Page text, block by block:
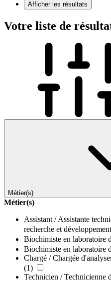
Afficher les résultats
Votre liste de
Métier(s)
Métier(s)
Assistant / Assistante
recherche et
Biochimiste en laboratoire
Biochimiste en laboratoire
Chargé / Chargée
(1)
Technicien / Technicienne